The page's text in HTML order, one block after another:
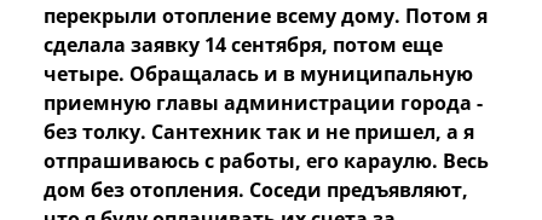
перекрыли отопление всему дому. Потом я
сделала заявку 14 сентября, потом еще
четыре. Обращалась и в муниципальную
приемную главы администрации города -
без толку. Сантехник так и не пришел, а я
отпрашиваюсь с работы, его караулю. Весь
дом без отопления. Соседи предъявляют,